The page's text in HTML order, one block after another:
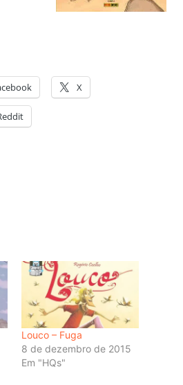
X
Louco – Fuga
8 de dezembro de 2015
Em "HQs"